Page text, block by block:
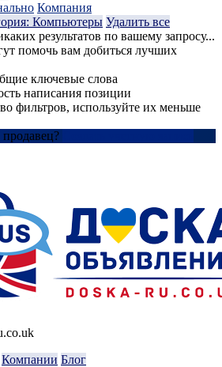
Компания
Компьютеры Удалить все
результатов по вашему запросу...
помочь вам добиться лучших
ключевые слова
написания позиции
фильтров, используйте их меньше
Компании Блог